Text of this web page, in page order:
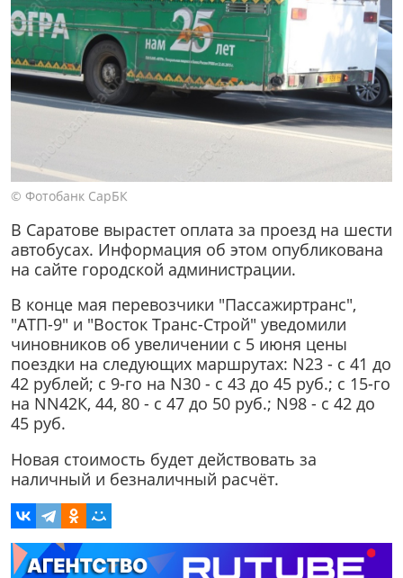
© Фотобанк СарБК
В Саратове вырастет оплата за проезд на шести
автобусах. Информация об этом опубликована
на сайте городской администрации.
В конце мая перевозчики "Пассажиртранс",
"АТП-9" и "Восток Транс-Строй" уведомили
чиновников об увеличении с 5 июня цены
поездки на следующих маршрутах: N23 - с 41 до
42 рублей; с 9-го на N30 - с 43 до 45 руб.; с 15-го
на NN42К, 44, 80 - с 47 до 50 руб.; N98 - с 42 до
45 руб.
Новая стоимость будет действовать за
наличный и безналичный расчёт.